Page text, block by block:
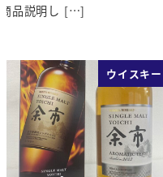
商品説明し […]
ウイスキー